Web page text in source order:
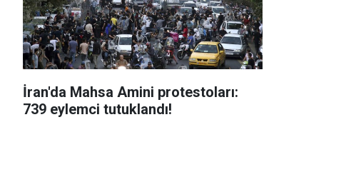
İran'da Mahsa Amini protestoları:
739 eylemci tutuklandı!